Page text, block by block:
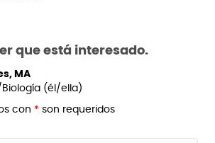
que está interesado.
MA
(él/ella)
con * son requeridos